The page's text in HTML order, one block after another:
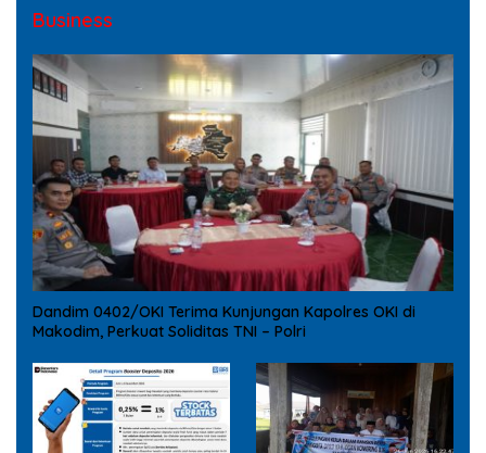
Business
Dandim 0402/OKI Terima Kunjungan Kapolres OKI di
Makodim, Perkuat Soliditas TNI – Polri